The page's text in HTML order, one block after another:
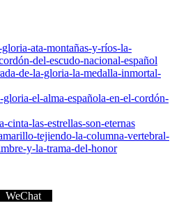
ata-montañas-y-ríos-la-
del-escudo-nacional-español
de-la-gloria-la-medalla-inmortal-
el-alma-española-en-el-cordón-
cinta-las-estrellas-son-eternas
tejiendo-la-columna-vertebral-
y-la-trama-del-honor
WeChat